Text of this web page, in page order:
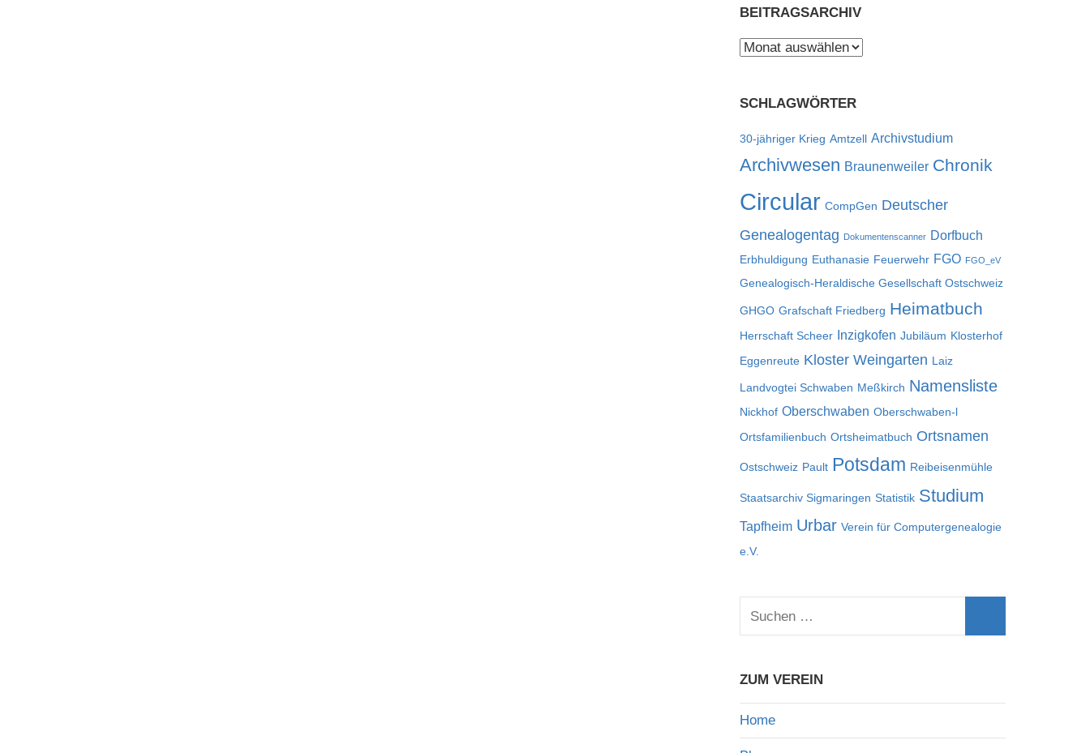
BEITRAGSARCHIV
Beitragsarchiv
SCHLAGWÖRTER
30-jähriger Krieg Amtzell Archivstudium
Archivwesen Braunenweiler Chronik
Circular CompGen Deutscher
Genealogentag Dokumentenscanner Dorfbuch
Erbhuldigung Euthanasie Feuerwehr FGO FGO_eV
Genealogisch-Heraldische Gesellschaft Ostschweiz
GHGO Grafschaft Friedberg Heimatbuch
Herrschaft Scheer Inzigkofen Jubiläum Klosterhof
Eggenreute Kloster Weingarten Laiz
Landvogtei Schwaben Meßkirch Namensliste
Nickhof Oberschwaben Oberschwaben-l
Ortsfamilienbuch Ortsheimatbuch Ortsnamen
Ostschweiz Pault Potsdam Reibeisenmühle
Staatsarchiv Sigmaringen Statistik Studium
Tapfheim Urbar Verein für Computergenealogie
e.V.
Suchen
nach:
ZUM VEREIN
Home